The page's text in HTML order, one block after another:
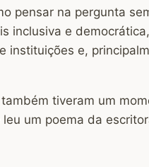
pensar na pergunta
e
instituições e,
tiveram um
um poema da